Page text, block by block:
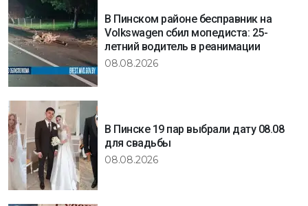
В Пинском районе бесправник на
Volkswagen сбил мопедиста: 25-
летний водитель в реанимации
08.08.2026
В Пинске 19 пар выбрали дату 08.08
для свадьбы
08.08.2026